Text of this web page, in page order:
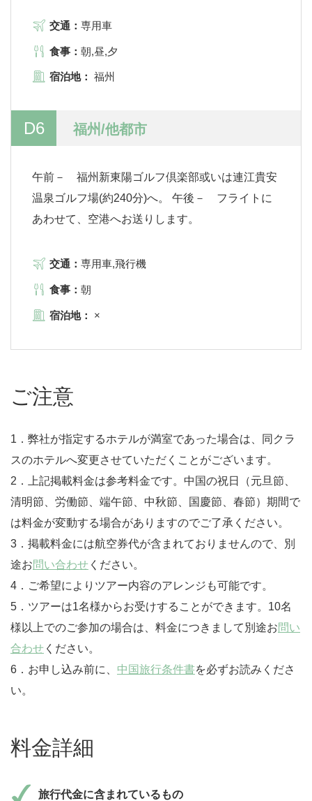
交通： 専用車
食事： 朝,昼,夕
宿泊地： 福州
D6 福州/他都市
午前－ 福州新東陽ゴルフ倶楽部或いは連江貴安
温泉ゴルフ場(約240分)へ。 午後－ フライトに
あわせて、空港へお送りします。
交通： 専用車,飛行機
食事： 朝
宿泊地： ×
ご注意
1．弊社が指定するホテルが満室であった場合は、同クラ
スのホテルへ変更させていただくことがございます。
2．上記掲載料金は参考料金です。中国の祝日（元旦節、
清明節、労働節、端午節、中秋節、国慶節、春節）期間で
は料金が変動する場合がありますのでご了承ください。
3．掲載料金には航空券代が含まれておりませんので、別
途お問い合わせ ください。
4．ご希望によりツアー内容のアレンジも可能です。
5．ツアーは1名様からお受けすることができます。10名
様以上でのご参加の場合は、料金につきまして別途お問い
合わせ ください。
6．お申し込み前に、 中国旅行条件書を必ずお読みくださ
い。
料金詳細
旅行代金に含まれているもの